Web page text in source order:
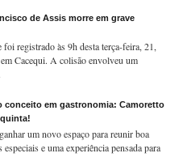
de Assis morre em grave
registrado às 9h desta terça-feira, 21,
Cacequi. A colisão envolveu um
conceito em gastronomia: Camoretto
um novo espaço para reunir boa
e uma experiência pensada para